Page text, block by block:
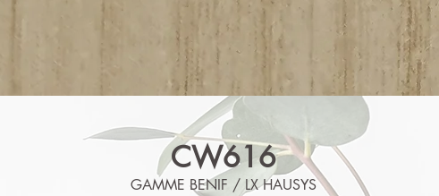
CW616
GAMME BENIF / LX HAUSYS